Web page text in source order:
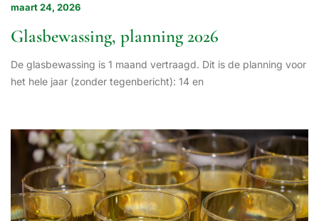
maart 24, 2026
Glasbewassing, planning 2026
De glasbewassing is 1 maand vertraagd. Dit is de planning voor
het hele jaar (zonder tegenbericht): 14 en